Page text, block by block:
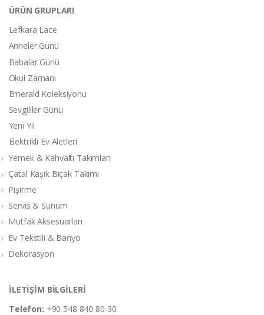
ÜRÜN GRUPLARI
Lefkara Lace
Anneler Günü
Babalar Günü
Okul Zamanı
Emerald Koleksiyonu
Sevgililer Günü
Yeni Yıl
Elektrikli Ev Aletleri
Yemek & Kahvaltı Takımları
Çatal Kaşık Bıçak Takımı
Pişirme
Servis & Sunum
Mutfak Aksesuarları
Ev Tekstili & Banyo
Dekorasyon
İLETİŞİM BİLGİLERİ
Telefon: +90 548 840 80 30